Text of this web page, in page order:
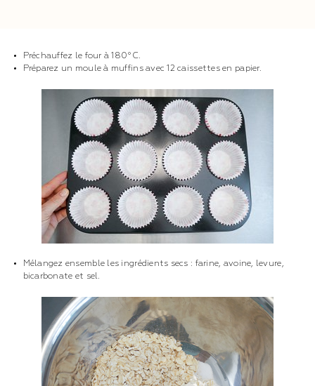
Préchauffez le four à 180°C.
Préparez un moule à muffins avec 12 caissettes en papier.
Mélangez ensemble les ingrédients secs : farine, avoine, levure,
bicarbonate et sel.